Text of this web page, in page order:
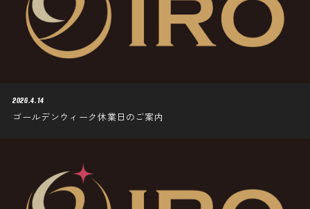
2026.4.14
ゴールデンウィーク休業日のご案内